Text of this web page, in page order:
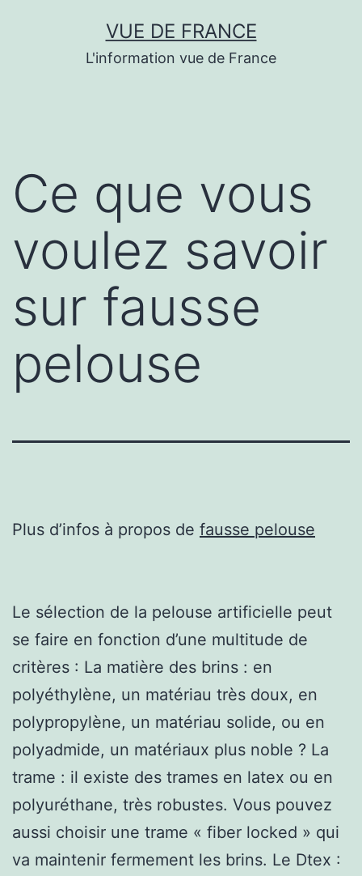
VUE DE FRANCE
L'information vue de France
Ce que vous
voulez savoir
sur fausse
pelouse
Plus d’infos à propos de fausse pelouse
Le sélection de la pelouse artificielle peut
se faire en fonction d’une multitude de
critères : La matière des brins : en
polyéthylène, un matériau très doux, en
polypropylène, un matériau solide, ou en
polyadmide, un matériaux plus noble ? La
trame : il existe des trames en latex ou en
polyuréthane, très robustes. Vous pouvez
aussi choisir une trame « fiber locked » qui
va maintenir fermement les brins. Le Dtex :